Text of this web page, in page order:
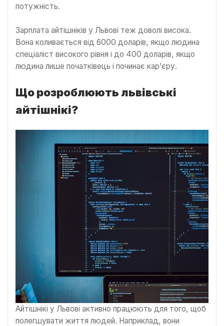
потужність.
Зарплата айтішніків у Львові теж доволі висока.
Вона коливається від 6000 доларів, якщо людина
спеціаліст високого рівня і до 400 доларів, якщо
людина лише початківець і починає кар’єру.
Що розроблюють львівські
айтішнікі?
Айтішнікі у Львові активно працюють для ­­­­того, щоб
полегшувати життя людей. Наприклад, вони